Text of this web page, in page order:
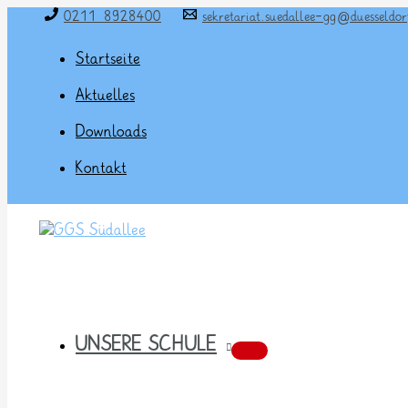
springen
0211 8928400 sekretariat.suedallee-
Startseite
Aktuelles
Downloads
Kontakt
UNSERE SCHULE